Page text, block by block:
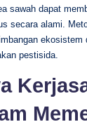
sawah dapat
secara alami.
ekosistem
pestisida.